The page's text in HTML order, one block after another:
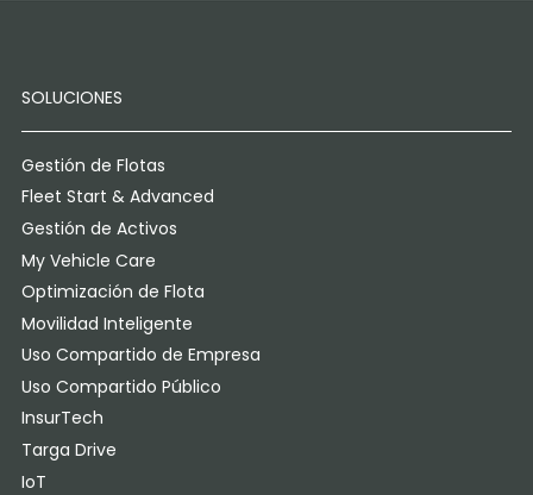
SOLUCIONES
Gestión de Flotas
Fleet Start & Advanced
Gestión de Activos
My Vehicle Care
Optimización de Flota
Movilidad Inteligente
Uso Compartido de Empresa
Uso Compartido Público
InsurTech
Targa Drive
IoT